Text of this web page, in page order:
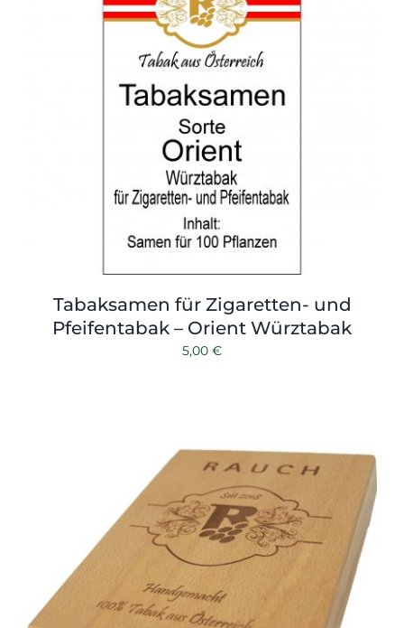
Tabaksamen für Zigaretten- und
Pfeifentabak – Orient Würztabak
5,00 €